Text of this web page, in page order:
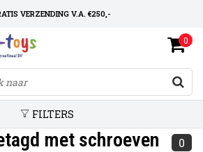
VERZENDING V.A. €250,-
SNELLE LEVERTIJD
SERVICE OP MAAT
0
FILTERS
met schroeven 0